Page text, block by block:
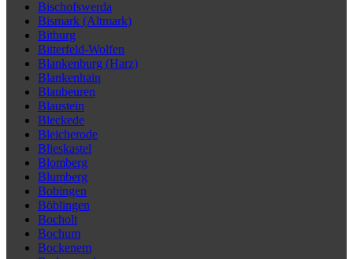
Bischofswerda
Bismark (Altmark)
Bitburg
Bitterfeld-Wolfen
Blankenburg (Harz)
Blankenhain
Blaubeuren
Blaustein
Bleckede
Bleicherode
Blieskastel
Blomberg
Blumberg
Bobingen
Böblingen
Bocholt
Bochum
Bockenem